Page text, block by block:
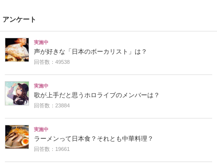
アンケート
実施中
声が好きな「日本のボーカリスト」は？
回答数：49538
実施中
歌が上手だと思うホロライブのメンバーは？
回答数：23884
実施中
ラーメンって日本食？それとも中華料理？
回答数：19661